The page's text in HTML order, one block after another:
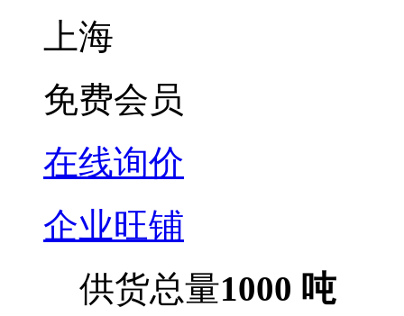
上海
免费会员
在线询价
企业旺铺
供货总量1000 吨